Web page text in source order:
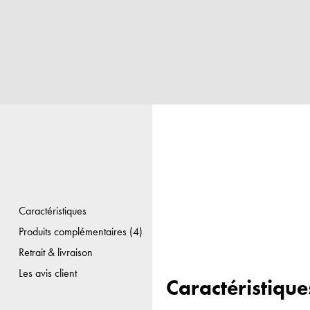
Caractéristiques
Produits complémentaires (4)
Retrait & livraison
Les avis client